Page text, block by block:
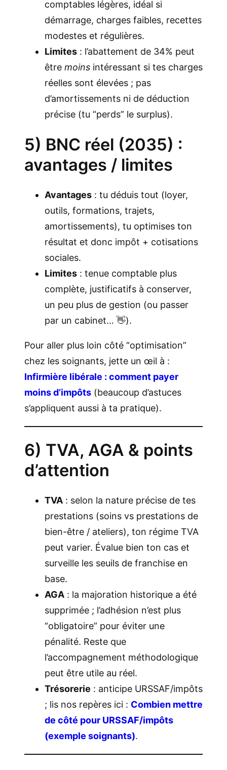
comptables légères, idéal si
démarrage, charges faibles, recettes
modestes et régulières.
Limites : l’abattement de 34% peut
être moins intéressant si tes charges
réelles sont élevées ; pas
d’amortissements ni de déduction
précise (tu “perds” le surplus).
5) BNC réel (2035) :
avantages / limites
Avantages : tu déduis tout (loyer,
outils, formations, trajets,
amortissements), tu optimises ton
résultat et donc impôt + cotisations
sociales.
Limites : tenue comptable plus
complète, justificatifs à conserver,
un peu plus de gestion (ou passer
par un cabinet… 👋).
Pour aller plus loin côté “optimisation”
chez les soignants, jette un œil à :
Infirmière libérale : comment payer
moins d’impôts (beaucoup d’astuces
s’appliquent aussi à ta pratique).
6) TVA, AGA & points
d’attention
TVA : selon la nature précise de tes
prestations (soins vs prestations de
bien-être / ateliers), ton régime TVA
peut varier. Évalue bien ton cas et
surveille les seuils de franchise en
base.
AGA : la majoration historique a été
supprimée ; l’adhésion n’est plus
“obligatoire” pour éviter une
pénalité. Reste que
l’accompagnement méthodologique
peut être utile au réel.
Trésorerie : anticipe URSSAF/impôts
; lis nos repères ici : Combien mettre
de côté pour URSSAF/impôts
(exemple soignants).